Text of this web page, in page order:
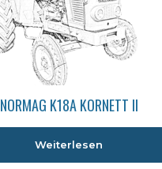
NORMAG K18A KORNETT II
Weiterlesen